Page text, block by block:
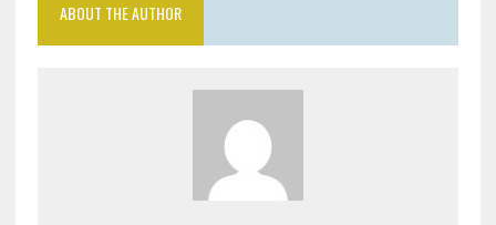
ABOUT THE AUTHOR